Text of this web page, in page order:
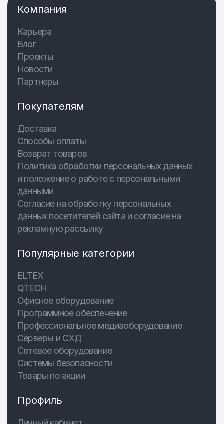
Компания
Карьера
Блог
Проекты
Новости
Партнеры
Покупателям
Доставка
Способы оплаты
Возврат товаров
Политика обработки персональных данных
и положение о работе с персональными
данными
Согласие на обработку персональных
данных посетителей сайта и согласие на
рекламную рассылку
Популярные категории
ELTEX
QTECH
Офисное оборудование
Программное обеспечение
Профессиональное медиаоборудование
Серверы и СХД
Сетевое оборудование
Системы безопасности
Товары по акции
Профиль